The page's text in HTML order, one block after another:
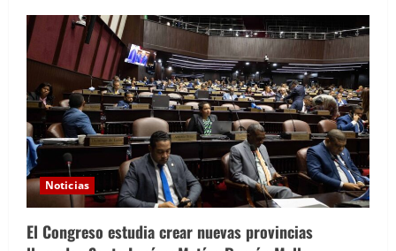
Noticias
El Congreso estudia crear nuevas provincias